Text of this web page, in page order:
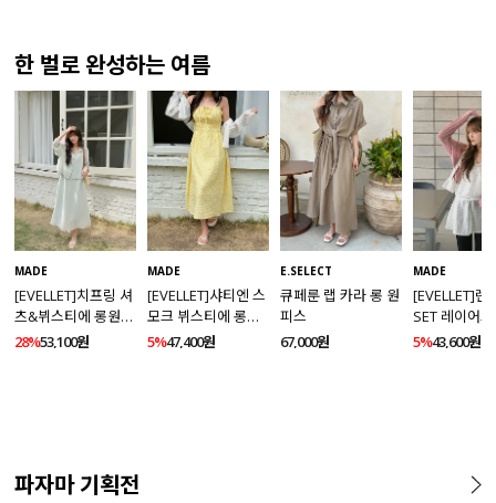
한 벌로 완성하는 여름
MADE
[EVELLET]치프링 셔
츠&뷔스티에 롱원피
스 세트
28%53,100원
MADE
[EVELLET]샤티엔 스
모크 뷔스티에 롱원
피스
5%47,400원
E.SELECT
큐페룬 랩 카라 롱 원
피스
67,000원
MADE
[EVELLET]렌
SET 레이어
스
5%43,600원
파자마 기획전